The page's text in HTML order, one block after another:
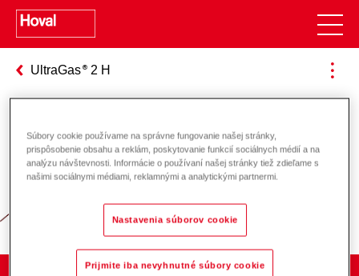
UltraGas 2 H
Zodpovednosť za energiu a životné
prostredie
Súbory cookie používame na správne fungovanie našej stránky,
prispôsobenie obsahu a reklám, poskytovanie funkcií sociálnych médií a na
analýzu návštevnosti. Informácie o používaní našej stránky tiež zdieľame s
našimi sociálnymi médiami, reklamnými a analytickými partnermi.
Nastavenia súborov cookie
Prijmite iba nevyhnutné súbory cookie